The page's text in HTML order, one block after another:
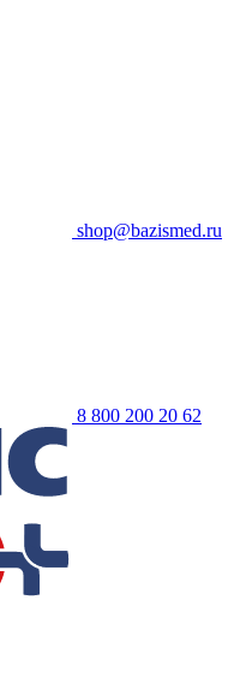
shop@bazismed.ru
8 800 200 20 62